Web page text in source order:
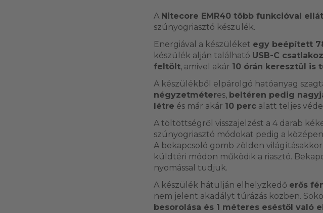
A Nitecore EMR40 több funkcióval
szúnyogriasztó készülék.
Energiával a készüléket egy beépített
készülék alján található USB-C
feltölt, amivel akár 10 órán keresztül is
A készülékből elpárolgó hatóanyag
négyzetméteres, beltéren pedig
létre és már akár 10 perc alatt teljes
A töltöttségről visszajelzést a 4 darab
szúnyogriasztó módokat pedig a
A bekapcsoló gomb zölden
küldtéri módon működik a riasztó.
nyomással tudjuk.
A készülék hátulján elhelyzkedő erős
nem jelent akadályt túrázás közben.
besorolása és 1 méteres eséstől való